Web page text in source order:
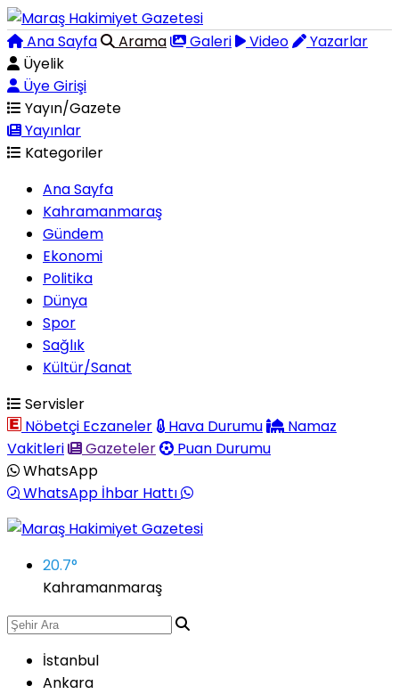
Ana Sayfa Arama Galeri Video
Yazarlar
Üyelik
Üye Girişi
Yayın/Gazete
Yayınlar
Kategoriler
Ana Sayfa
Kahramanmaraş
Gündem
Ekonomi
Politika
Dünya
Spor
Sağlık
Kültür/Sanat
Servisler
Nöbetçi Eczaneler
Hava Durumu
Namaz
Vakitleri
Gazeteler
Puan Durumu
WhatsApp
WhatsApp İhbar Hattı
20.7°
Kahramanmaraş
İstanbul
Ankara